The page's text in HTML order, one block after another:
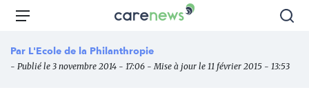
Aller
principal
Carenews,
média
des
Menu
Par L'Ecole de la Philanthropie
- Publié le 3 novembre 2014 - 17:06 - Mise à jour le 11 février 2015 - 13:53